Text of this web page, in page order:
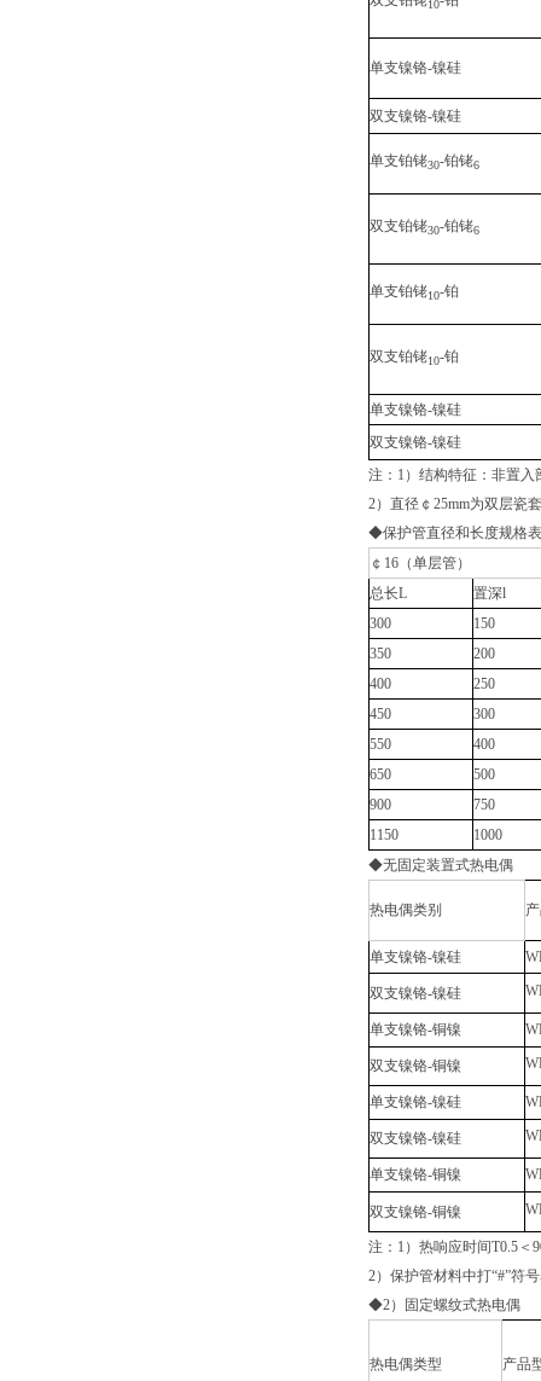
10
单支镍铬-镍硅
双支镍铬-镍硅
单支铂铑30-铂铑6
双支铂铑30-铂铑6
单支铂铑10-铂
双支铂铑10-铂
单支镍铬-镍硅
双支镍铬-镍硅
注：1）结构特征：非置入
2）直径￠25mm为双层瓷
◆保护管直径和长度规格表
￠16（单层管）
总长L
置深l
300
150
350
200
400
250
450
300
550
400
650
500
900
750
1150
1000
◆无固定装置式热电偶
热电偶类别
单支镍铬-镍硅
双支镍铬-镍硅
单支镍铬-铜镍
双支镍铬-铜镍
单支镍铬-镍硅
双支镍铬-镍硅
单支镍铬-铜镍
双支镍铬-铜镍
注：1）热响应时间T0.5＜
2）保护管材料中打“#”符
◆2）固定螺纹式热电偶
热电偶类型 产品